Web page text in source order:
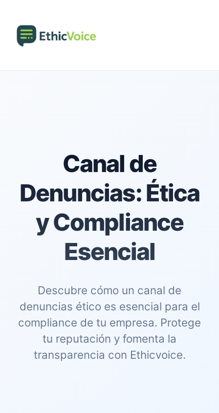
Canal de
Denuncias: Ética
y Compliance
Esencial
Descubre cómo un canal de
denuncias ético es esencial para el
compliance de tu empresa. Protege
tu reputación y fomenta la
transparencia con Ethicvoice.